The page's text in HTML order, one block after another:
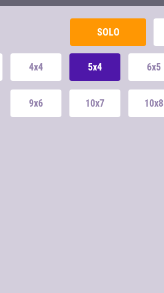
SOLO
4x4 5x4 6x5
9x6 10x7 10x8